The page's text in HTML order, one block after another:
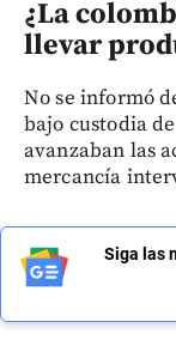
¿La
llevar
No se informó
bajo custodia
avanzaban las
mercancía
Siga las